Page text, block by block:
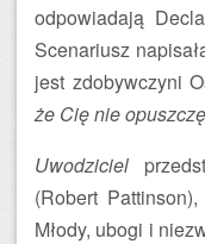
odpowiadają
Scenariusz
jest zdobywczyni
że Cię nie opuszczę
Uwodziciel
(Robert
Młody, ubogi i